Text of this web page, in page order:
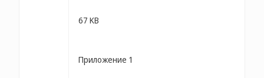
67 KB
Приложение 1